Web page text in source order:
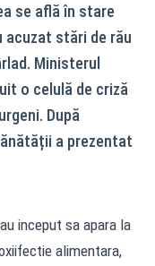
se află în stare
acuzat stări de rău
Ministerul
o celulă de criză
După
a prezentat
inceput sa apara la
alimentara,